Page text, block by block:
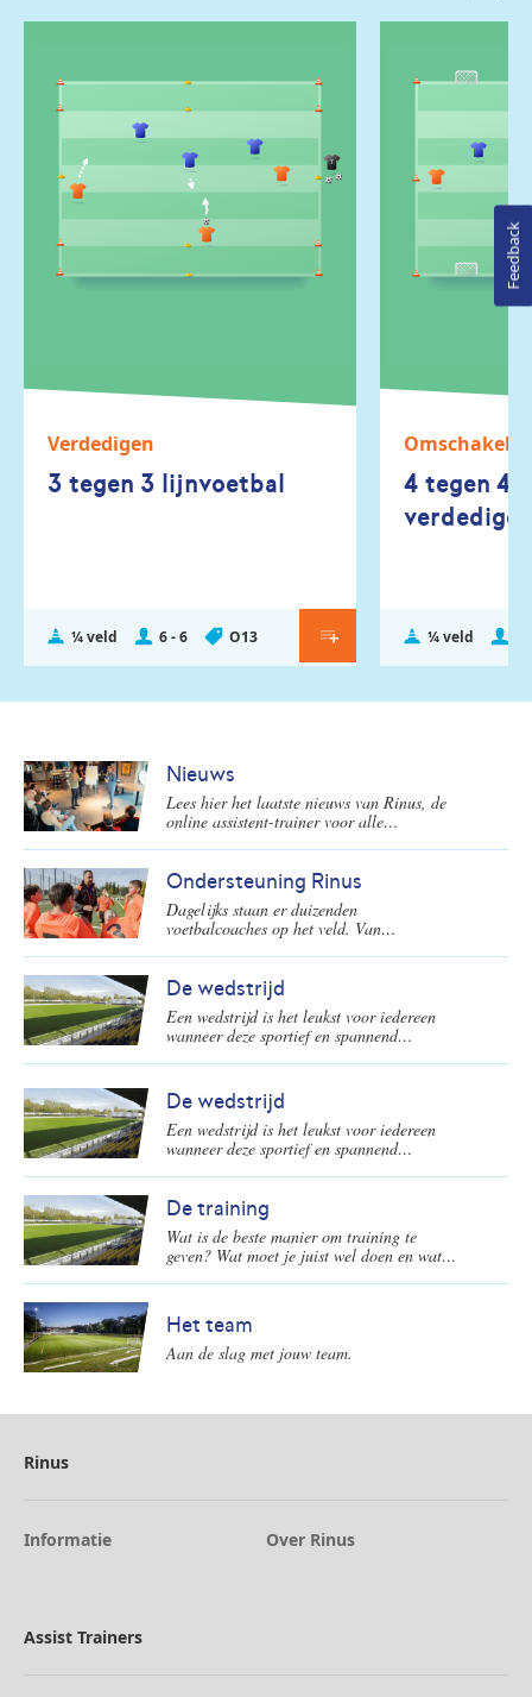
Verdedigen
3 tegen 3 lijnvoetbal
¼ veld 6 - 6 O13
4 tegen 4
¼ veld
Nieuws
Lees hier het laatste nieuws van Rinus, de
online assistent-trainer voor alle
Ondersteuning Rinus
Dagelijks staan er duizenden
voetbalcoaches op het veld. Van
amateurvelden mogelijk en staan aan de
basis van de ontwikkeling van nieuwe
voetbalsterren. De KNVB biedt speciaal
voor deze voetbalcoaches een online
platform: Rinus.
De wedstrijd
Een wedstrijd is het leukst voor iedereen
wanneer deze sportief en spannend
kunnen. En natuurlijk ook wat ze weer
hebben geleerd in de training(en). Op welke
wijze kun je dit als voetbalcoach het beste
begeleiden voor, tijdens en na de
De wedstrijd
Een wedstrijd is het leukst voor iedereen
wanneer deze sportief en spannend
kunnen. En natuurlijk ook wat ze weer
hebben geleerd in de training(en). Op welke
wijze kun je dit als voetbalcoach het beste
begeleiden voor, tijdens en na de
wedstrijden?
De training
Wat is de beste manier om training te
geven? Wat moet je juist wel doen en wat
Het team
Aan de slag met jouw team.
Rinus
Informatie Over Rinus
Assist Trainers
Feedback